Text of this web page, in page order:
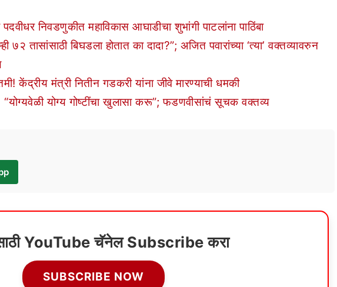
निवडणुकीत महाविकास आघाडीचा शुभांगी पाटलांना पाठिंबा
तासांसाठी बिघडला होतात का दादा?”; अजित पवारांच्या ‘त्या’ वक्तव्यावरुन
केंद्रीय मंत्री नितीन गडकरी यांना जीवे मारण्याची धमकी
योग्य गोष्टींचा खुलासा करू”; फडणवीसांचं सूचक वक्तव्य
YouTube चॅनेल Subscribe करा
SUBSCRIBE NOW